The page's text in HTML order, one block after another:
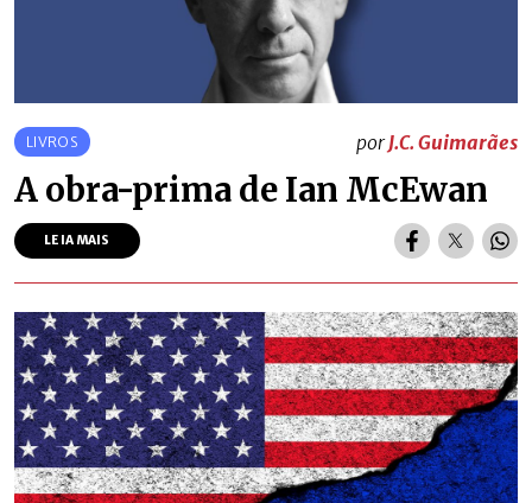
LIVROS porJ.C. Guimarães
A obra-prima de Ian McEwan
LEIA MAIS